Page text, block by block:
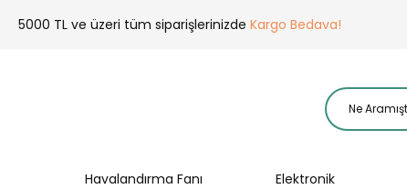
5000 TL ve üzeri tüm siparişlerinizde Kargo Bedava!
Havalandırma Fanı Elektronik